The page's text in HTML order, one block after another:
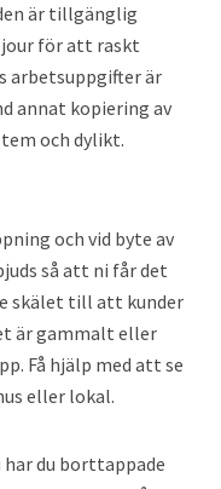
är tillgänglig
jour för att raskt
arbetsuppgifter är
annat kopiering av
och dylikt.
och vid byte av
så att ni får det
skälet till att kunder
är gammalt eller
Få hjälp med att se
eller lokal.
du borttappade